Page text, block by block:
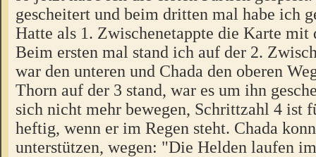
gescheitert und beim dritten mal habe ich
Hatte als 1. Zwischenetappte die Karte mit
Beim ersten mal stand ich auf der 2.
war den unteren und Chada den oberen
Thorn auf der 3 stand, war es um ihn
sich nicht mehr bewegen, Schrittzahl 4 ist
heftig, wenn er im Regen steht. Chada
unterstützen, wegen: "Die Helden laufen